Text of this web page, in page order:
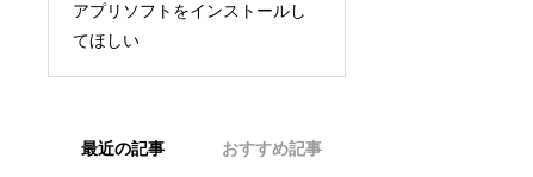
シンクライアントとパソコン運
用を比較しよう
最近の記事 おすすめ記事